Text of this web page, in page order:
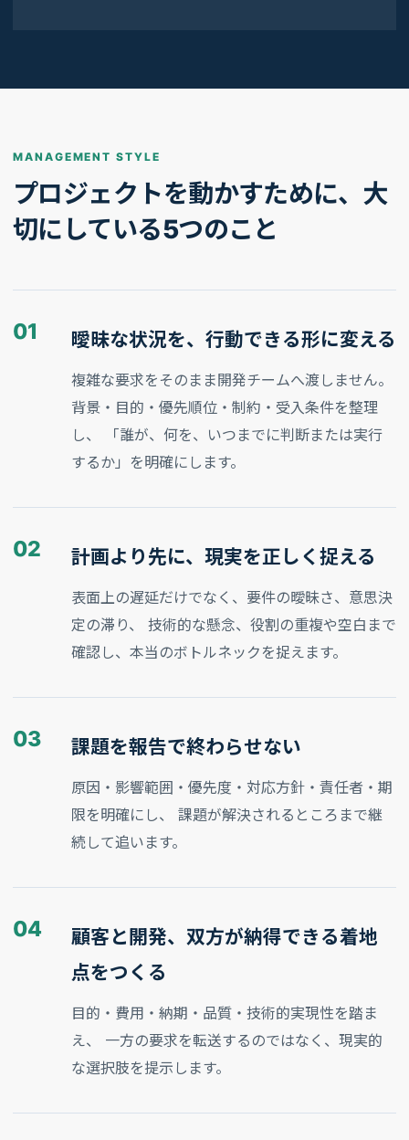
MANAGEMENT STYLE
プロジェクトを動かすために、大
切にしている5つのこと
01 曖昧な状況を、行動できる形に変える
複雑な要求をそのまま開発チームへ渡しません。
背景・目的・優先順位・制約・受入条件を整理
し、 「誰が、何を、いつまでに判断または実行
するか」を明確にします。
02 計画より先に、現実を正しく捉える
表面上の遅延だけでなく、要件の曖昧さ、意思決
定の滞り、 技術的な懸念、役割の重複や空白まで
確認し、本当のボトルネックを捉えます。
03 課題を報告で終わらせない
原因・影響範囲・優先度・対応方針・責任者・期
限を明確にし、 課題が解決されるところまで継
続して追います。
04
顧客と開発、双方が納得できる着地
点をつくる
目的・費用・納期・品質・技術的実現性を踏ま
え、 一方の要求を転送するのではなく、現実的
な選択肢を提示します。